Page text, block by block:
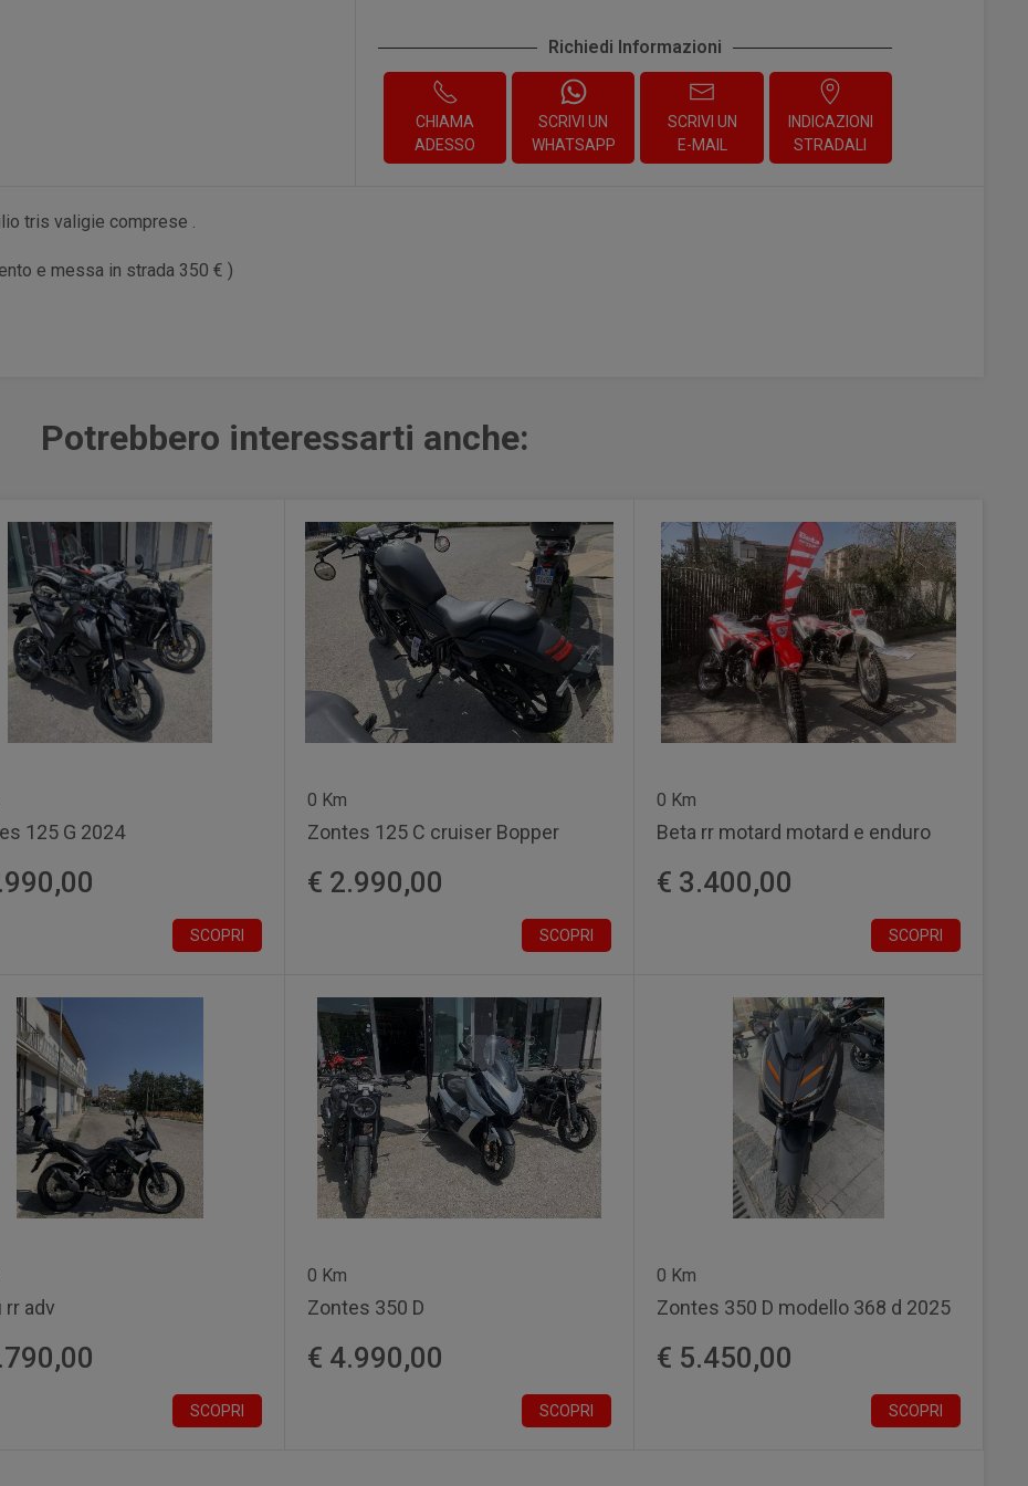
Richiedi Informazioni
CHIAMA
ADESSO
SCRIVI UN
WHATSAPP
SCRIVI UN
E-MAIL
INDICAZIONI
STRADALI
tris valigie comprese .
e messa in strada 350 € )
Potrebbero interessarti anche:
125 G 2024
SCOPRI
0 Km
Zontes 125 C cruiser Bopper
€ 2.990,00
SCOPRI
0 Km
Beta rr motard motard e enduro
€ 3.400,00
SCOPRI
rr adv
SCOPRI
0 Km
Zontes 350 D
€ 4.990,00
SCOPRI
0 Km
Zontes 350 D modello 368 d 2025
€ 5.450,00
SCOPRI